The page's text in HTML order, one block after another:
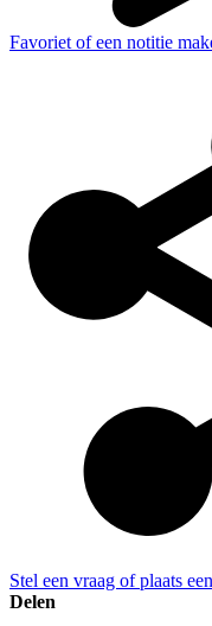
Favoriet of een notitie
Stel een vraag of plaats
Delen